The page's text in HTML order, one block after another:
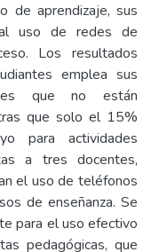
de aprendizaje, sus
uso de redes de
Los resultados
emplea sus
que no están
que solo el 15%
para actividades
a tres docentes,
el uso de teléfonos
de enseñanza. Se
para el uso efectivo
pedagógicas, que